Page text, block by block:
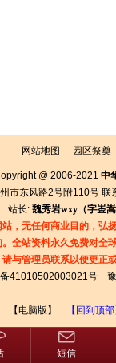
网站地图 - 园区祭奠
@ 2006-2021 中
市东风路2号附110号
站长: 魏秀岩wxy（字崟嵩
，无任何商业目的，弘
全站资料永久免费对全
与管理员联系以便更正或
41010502003021号
【电脑版】 【回到顶部
短信